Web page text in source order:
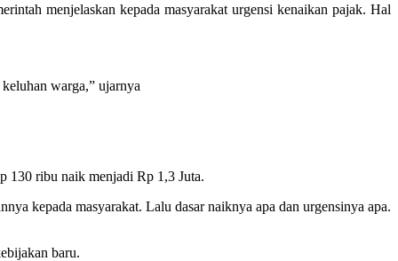
menjelaskan kepada masyarakat urgensi kenaikan pajak. Hal
warga,” ujarnya
130 ribu naik menjadi Rp 1,3 Juta.
kepada masyarakat. Lalu dasar naiknya apa dan urgensinya apa.
baru.